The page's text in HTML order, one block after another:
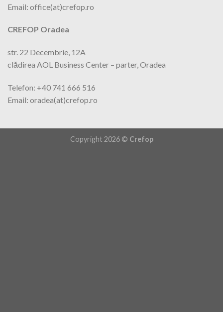
Email: office(at)crefop.ro
CREFOP Oradea
str. 22 Decembrie, 12A
clădirea AOL Business Center – parter, Oradea
Telefon: +40 741 666 516
Email: oradea(at)crefop.ro
Copyright 2026 © Crefop